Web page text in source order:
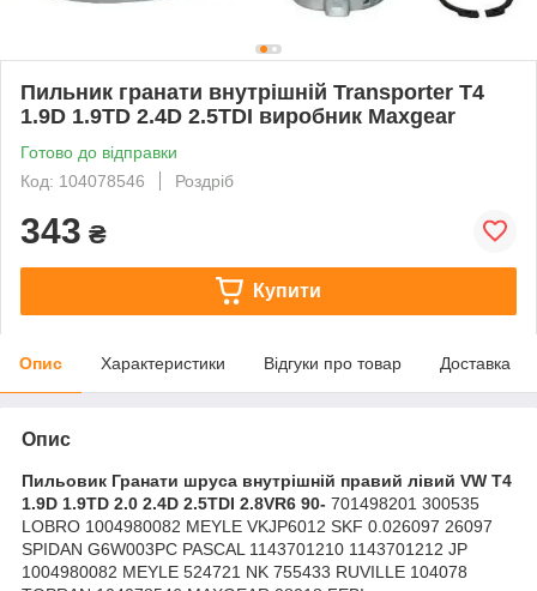
Пильник гранати внутрішній Transporter T4
1.9D 1.9TD 2.4D 2.5TDI виробник Maxgear
Готово до відправки
Код: 104078546
Роздріб
343 ₴
Купити
Опис Характеристики Відгуки про товар Доставка
Опис
Пильовик Гранати шруса внутрішній правий лівий VW T4
1.9D 1.9TD 2.0 2.4D 2.5TDI 2.8VR6 90- 701498201 300535
LOBRO 1004980082 MEYLE VKJP6012 SKF 0.026097 26097
SPIDAN G6W003PC PASCAL 1143701210 1143701212 JP
1004980082 MEYLE 524721 NK 755433 RUVILLE 104078